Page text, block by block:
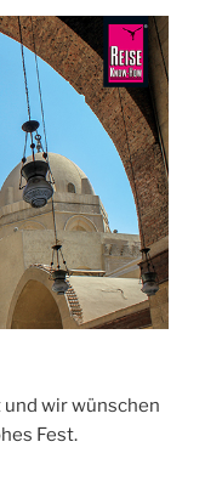
und wir wünschen
Fest.